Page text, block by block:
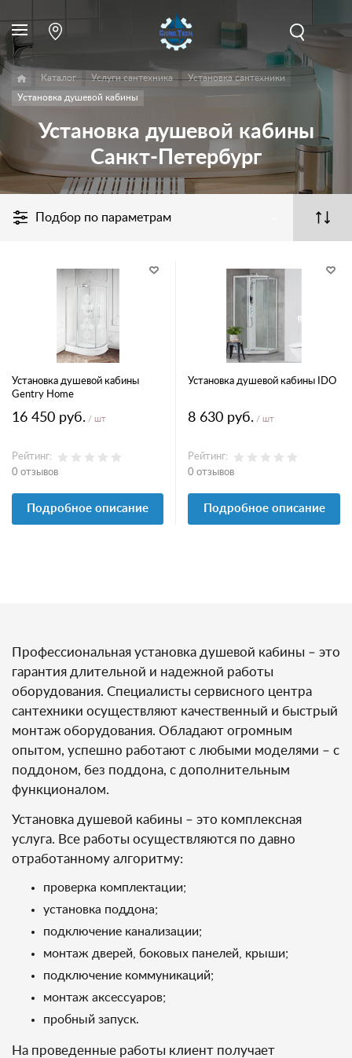
Каталог Услуги сантехника Установка сантехники
Установка душевой кабины
Установка душевой кабины
Санкт-Петербург
Подбор по параметрам
Установка душевой кабины
Gentry Home
16 450 руб. / шт
Рейтинг:
0 отзывов
Подробное описание
Установка душевой кабины IDO
8 630 руб. / шт
Рейтинг:
0 отзывов
Подробное описание
Профессиональная установка душевой кабины – это
гарантия длительной и надежной работы
оборудования. Специалисты сервисного центра
сантехники осуществляют качественный и быстрый
монтаж оборудования. Обладают огромным
опытом, успешно работают с любыми моделями – с
поддоном, без поддона, с дополнительным
функционалом.
Установка душевой кабины – это комплексная
услуга. Все работы осуществляются по давно
отработанному алгоритму:
проверка комплектации;
установка поддона;
подключение канализации;
монтаж дверей, боковых панелей, крыши;
подключение коммуникаций;
монтаж аксессуаров;
пробный запуск.
На проведенные работы клиент получает